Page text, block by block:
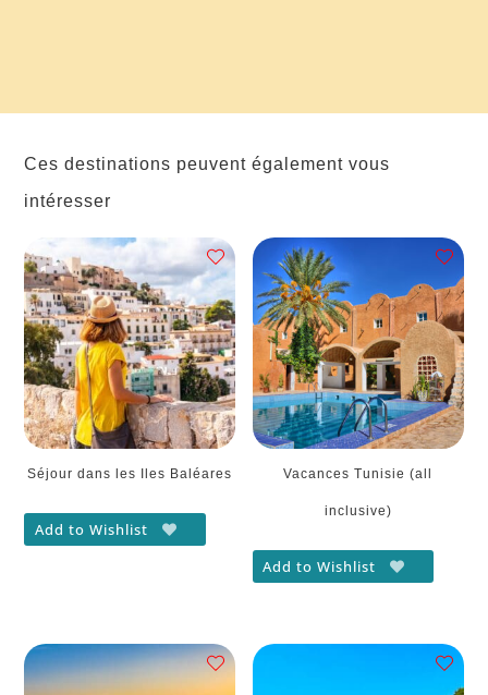
Ces destinations peuvent également vous
intéresser
Séjour dans les Iles Baléares
Add to Wishlist
Vacances Tunisie (all
inclusive)
Add to Wishlist